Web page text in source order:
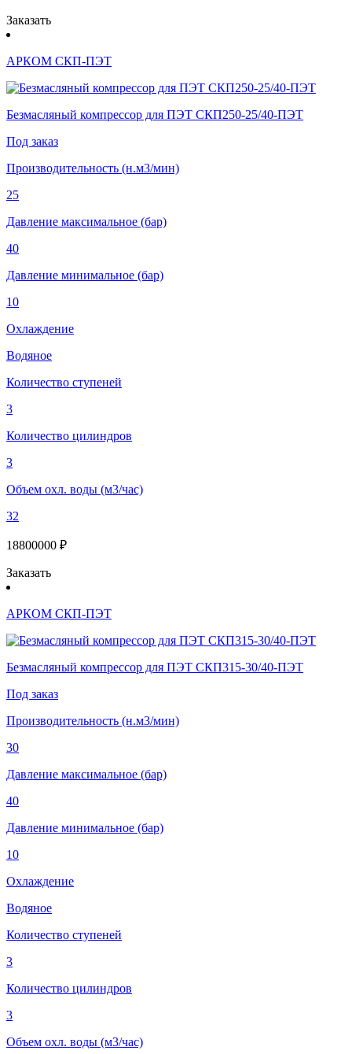
Заказать
АРКОМ СКП-ПЭТ
Безмасляный компрессор для ПЭТ СКП250-25/40-ПЭТ
Под заказ
Производительность (н.м3/мин)
25
Давление максимальное (бар)
40
Давление минимальное (бар)
10
Охлаждение
Водяное
Количество ступеней
3
Количество цилиндров
3
Объем охл. воды (м3/час)
32
18800000 ₽
Заказать
АРКОМ СКП-ПЭТ
Безмасляный компрессор для ПЭТ СКП315-30/40-ПЭТ
Под заказ
Производительность (н.м3/мин)
30
Давление максимальное (бар)
40
Давление минимальное (бар)
10
Охлаждение
Водяное
Количество ступеней
3
Количество цилиндров
3
Объем охл. воды (м3/час)